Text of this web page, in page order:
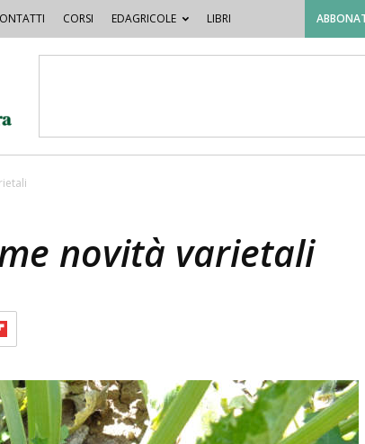
CORSI EDAGRICOLE LIBRI
novità varietali